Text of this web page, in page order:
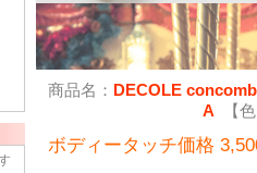
商品名： DECOLE
A 【
ボディータッチ価格